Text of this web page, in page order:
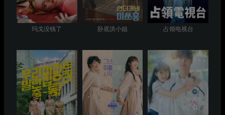
玛戈没钱了 卧底洪小姐 占领电视台